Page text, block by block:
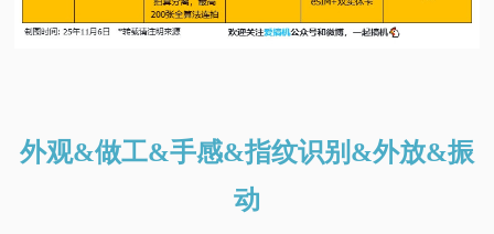
外观&做工&手感&指纹识别&外放&振
动